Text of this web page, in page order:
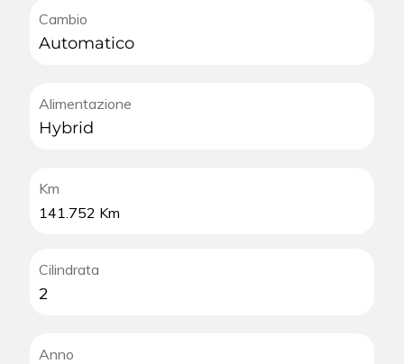
Cambio
Automatico
Alimentazione
Hybrid
Km
141.752 Km
Cilindrata
2
Anno